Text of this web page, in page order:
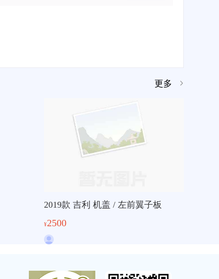
更多
2019款 吉利 机盖 / 左前翼子板
¥2500